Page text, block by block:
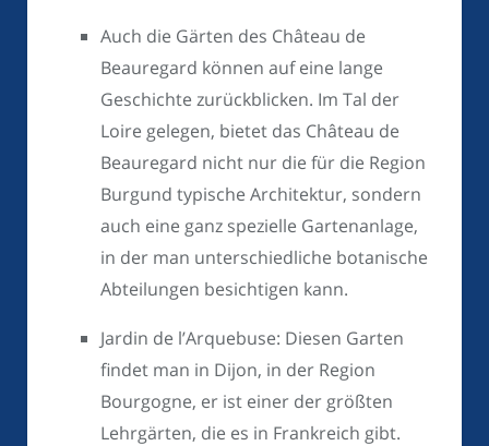
Auch die Gärten des Château de
Beauregard können auf eine lange
Geschichte zurückblicken. Im Tal der
Loire gelegen, bietet das Château de
Beauregard nicht nur die für die Region
Burgund typische Architektur, sondern
auch eine ganz spezielle Gartenanlage,
in der man unterschiedliche botanische
Abteilungen besichtigen kann.
Jardin de l’Arquebuse: Diesen Garten
findet man in Dijon, in der Region
Bourgogne, er ist einer der größten
Lehrgärten, die es in Frankreich gibt.